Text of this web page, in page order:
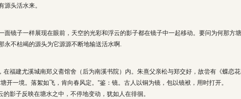
源头活水来。
面镜子一样展现在眼前，天空的光彩和浮云的影子都在镜子中一起移动。要问为何那方
永不枯竭的源头为它源源不断地输送活水啊.
在福建尤溪城南郑义斋馆舍（后为南溪书院）内。朱熹父亲松与郑交好，故尝有《蝶恋花
开一境。落絮如飞，肯向春风定。”鉴：镜。古人以铜为镜，包以镜袱，用时打开。
的影子反映在塘水之中，不停地变动，犹如人在徘徊。